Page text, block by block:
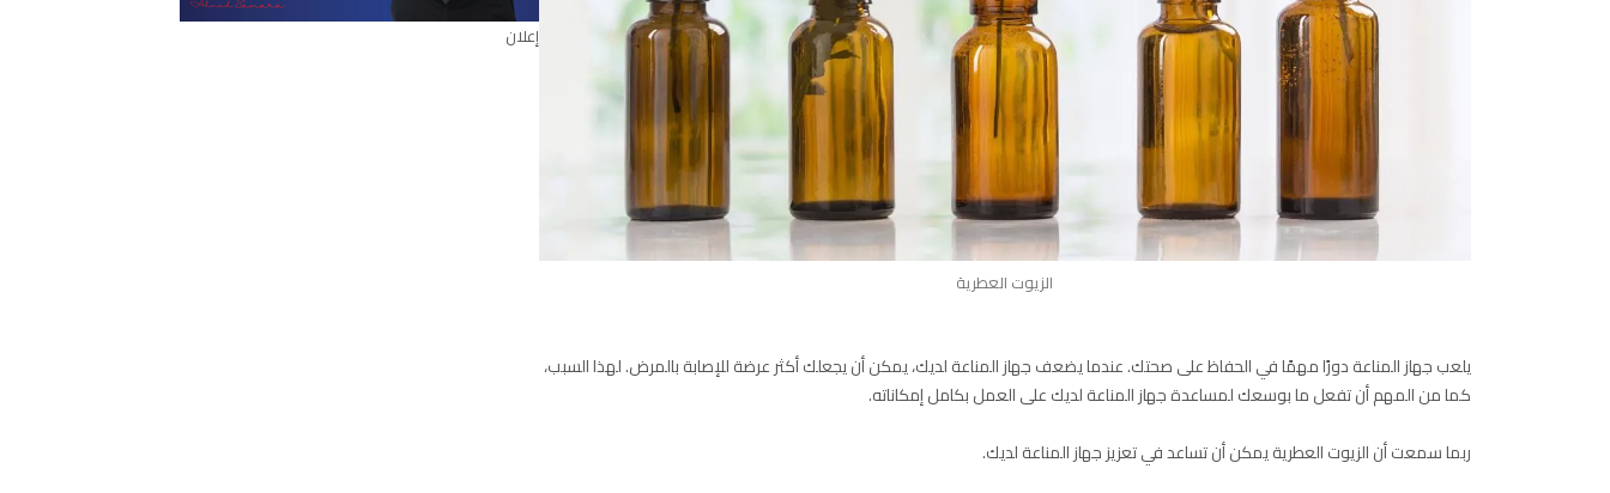
الزيوت العطرية
يلعب جهاز المناعة دورًا مهمًا في الحفاظ على صحتك. عندما يضعف جهاز المناعة لديك، يمكن أن يجعلك أكثر عرضة للإصابة بالمرض. لهذا السبب،
كما من المهم أن تفعل ما بوسعك لمساعدة جهاز المناعة لديك على العمل بكامل إمكاناته.
ربما سمعت أن الزيوت العطرية يمكن أن تساعد في تعزيز جهاز المناعة لديك.
إعلان